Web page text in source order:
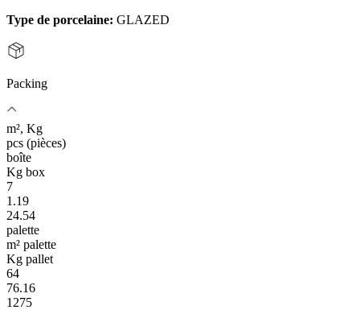
Type de porcelaine: GLAZED
Packing
m², Kg
pcs (pièces)
boîte
Kg box
7
1.19
24.54
palette
m² palette
Kg pallet
64
76.16
1275